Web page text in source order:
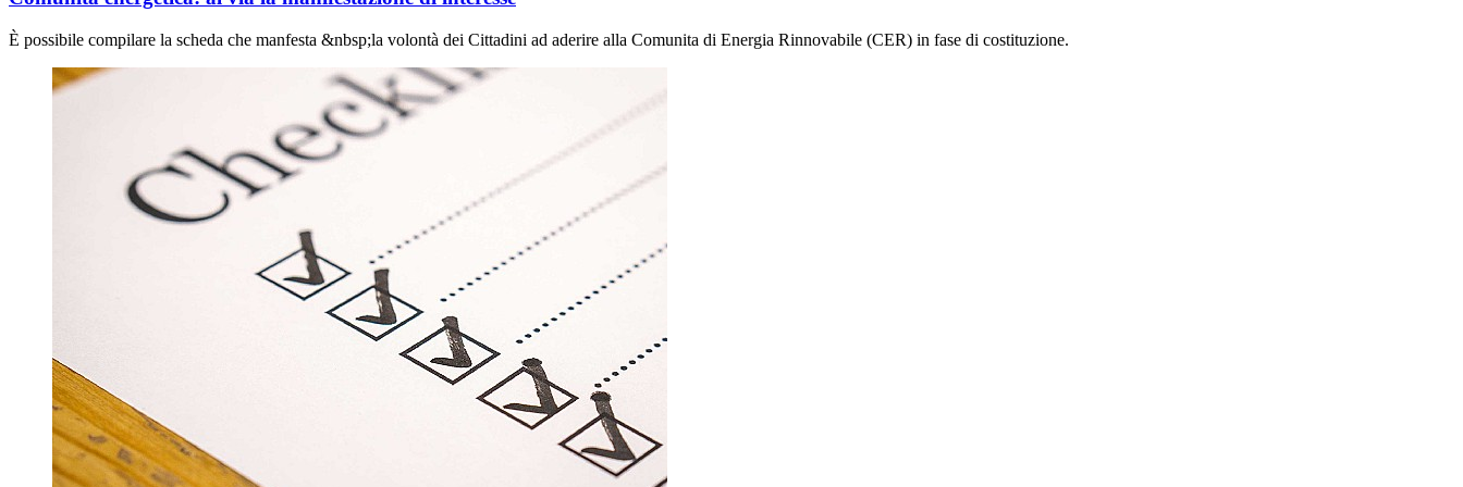
È possibile compilare la scheda che manfesta &nbsp;la volontà dei Cittadini ad aderire alla Comunita di Energia Rinnovabile (CER) in fase di costituzione.